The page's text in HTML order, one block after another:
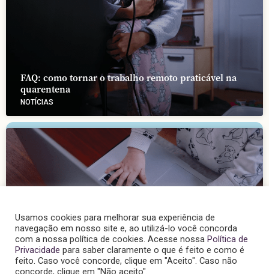
NOTÍCIAS
FAQ: como tornar o trabalho remoto praticável na
quarentena
NOTÍCIAS
Carta de uma mãe que trabalha em quarentena
Usamos cookies para melhorar sua experiência de
navegação em nosso site e, ao utilizá-lo você concorda
com a nossa política de cookies. Acesse nossa Política de
Privacidade para saber claramente o que é feito e como é
feito. Caso você concorde, clique em "Aceito". Caso não
concorde, clique em "Não aceito".